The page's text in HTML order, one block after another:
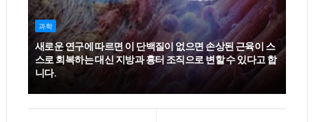
과학
새로운 연구에 따르면 이 단백질이 없으면 손상된 근육이 스
스로 회복하는 대신 지방과 흉터 조직으로 변할 수 있다고 합
니다.